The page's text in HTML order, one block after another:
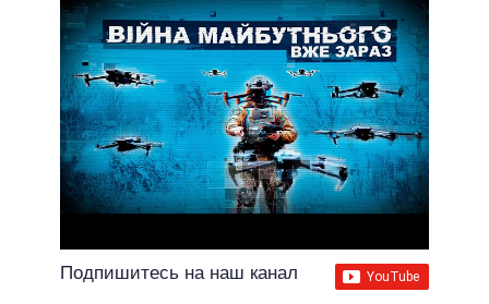
Подпишитесь на наш канал